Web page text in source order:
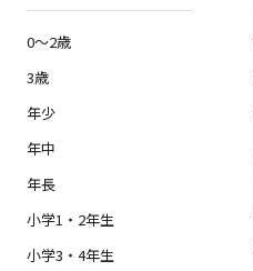
0～2歳
3歳
年少
年中
年長
小学1・2年生
小学3・4年生